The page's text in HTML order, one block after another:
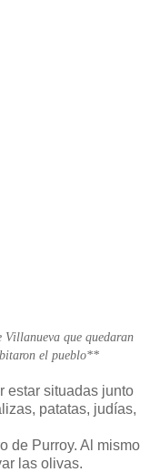
Villanueva que quedaran
el pueblo**
estar situadas junto
patatas, judías,
de Purroy. Al mismo
las olivas.